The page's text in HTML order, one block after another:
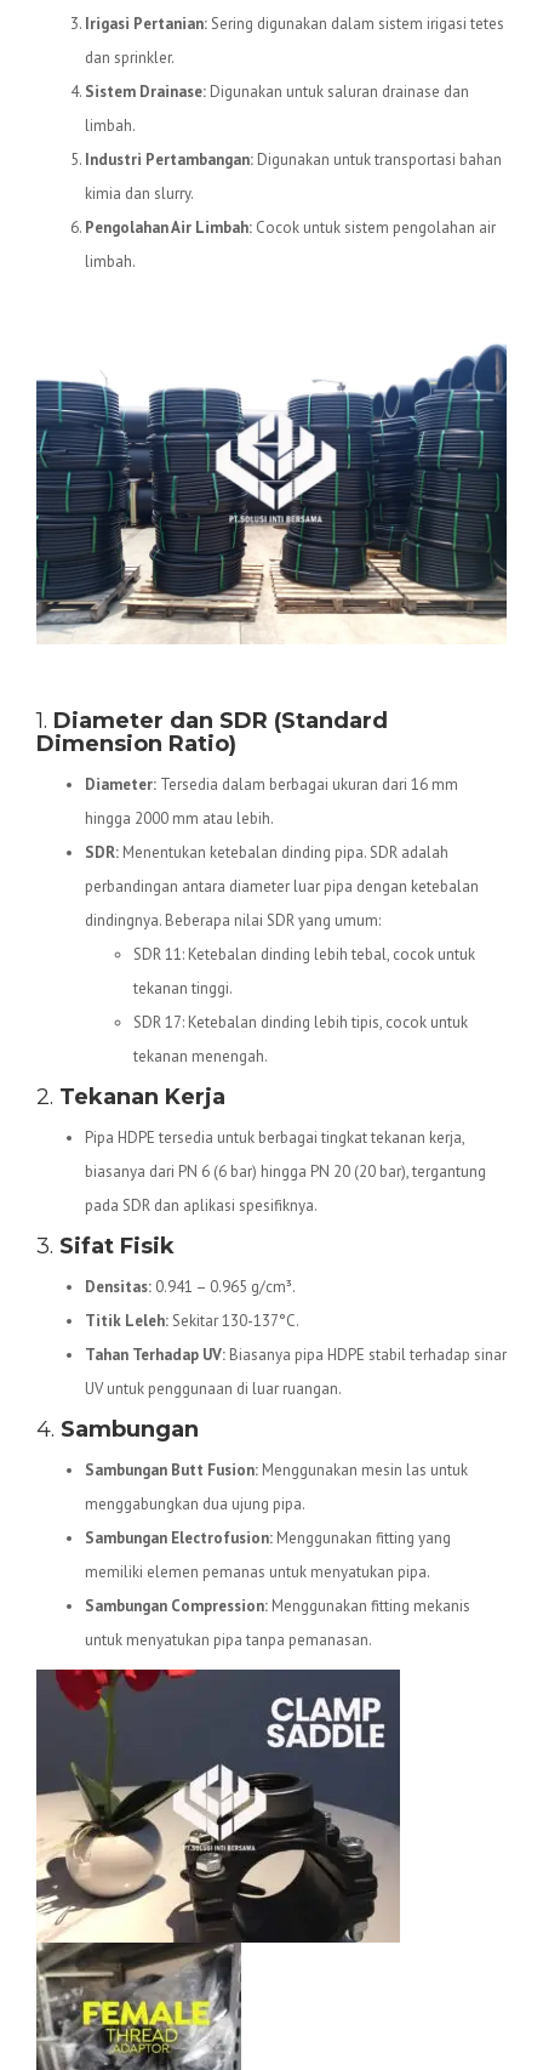
Irigasi Pertanian:Sering digunakan dalam sistem irigasi tetes
dan sprinkler.
Sistem Drainase: Digunakan untuk saluran drainase dan
limbah.
Industri Pertambangan: Digunakan untuk transportasi bahan
kimia dan slurry.
Pengolahan Air Limbah: Cocok untuk sistem pengolahan air
limbah.
1. Diameter dan SDR (Standard
Dimension Ratio)
Diameter: Tersedia dalam berbagai ukuran dari 16 mm
hingga 2000 mm atau lebih.
SDR: Menentukan ketebalan dinding pipa. SDR adalah
perbandingan antara diameter luar pipa dengan ketebalan
dindingnya. Beberapa nilai SDR yang umum:
SDR 11: Ketebalan dinding lebih tebal, cocok untuk
tekanan tinggi.
SDR 17: Ketebalan dinding lebih tipis, cocok untuk
tekanan menengah.
2. Tekanan Kerja
Pipa HDPE tersedia untuk berbagai tingkat tekanan kerja,
biasanya dari PN 6 (6 bar) hingga PN 20 (20 bar), tergantung
pada SDR dan aplikasi spesifiknya.
3. Sifat Fisik
Densitas: 0.941 – 0.965 g/cm³.
Titik Leleh:Sekitar 130-137°C.
Tahan Terhadap UV: Biasanya pipa HDPE stabil terhadap sinar
UV untuk penggunaan di luar ruangan.
4. Sambungan
Sambungan Butt Fusion: Menggunakan mesin las untuk
menggabungkan dua ujung pipa.
Sambungan Electrofusion: Menggunakan fitting yang
memiliki elemen pemanas untuk menyatukan pipa.
Sambungan Compression: Menggunakan fitting mekanis
untuk menyatukan pipa tanpa pemanasan.